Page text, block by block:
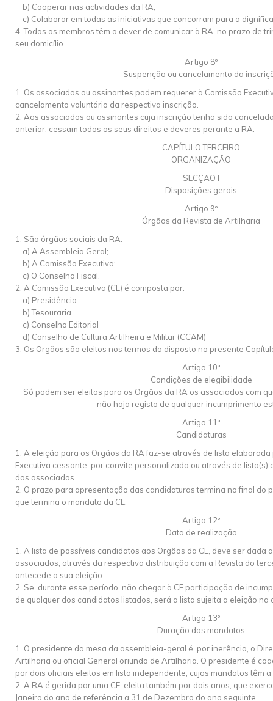
b) Cooperar nas actividades da RA;
c) Colaborar em todas as iniciativas que concorram para a
4. Todos os membros têm o dever de comunicar à RA, no prazo de
seu domicílio.
Artigo 8º
Suspenção ou cancelamento da
1. Os associados ou assinantes podem requerer à Comissão
cancelamento voluntário da respectiva inscrição.
2. Aos associados ou assinantes cuja inscrição tenha sido
anterior, cessam todos os seus direitos e deveres perante a RA.
CAPÍTULO TERCEIRO
ORGANIZAÇÃO
SECÇÃO I
Disposições gerais
Artigo 9º
Órgãos da Revista de Artilharia
1. São órgãos sociais da RA:
a) A Assembleia Geral;
b) A Comissão Executiva;
c) O Conselho Fiscal.
2. A Comissão Executiva (CE) é composta por:
a) Presidência
b) Tesouraria
c) Conselho Editorial
d) Conselho de Cultura Artilheira e Militar (CCAM)
3. Os Orgãos são eleitos nos termos do disposto no presente
Artigo 10º
Condições de elegibilidade
Só podem ser eleitos para os Orgãos da RA os associados com
não haja registo de qualquer incumprimento
Artigo 11º
Candidaturas
1. A eleição para os Orgãos da RA faz-se através de lista
Executiva cessante, por convite personalizado ou através de
dos associados.
2. O prazo para apresentação das candidaturas termina no final do
que termina o mandato da CE.
Artigo 12º
Data de realização
1. A lista de possíveis candidatos aos Orgãos da CE, deve ser dada
associados, através da respectiva distribuição com a Revista do
antecede a sua eleição.
2. Se, durante esse período, não chegar à CE participação de
de qualquer dos candidatos listados, será a lista sujeita a eleição
Artigo 13º
Duração dos mandatos
1. O presidente da mesa da assembleia-geral é, por inerência, o
Artilharia ou oficial General oriundo de Artilharia. O presidente é
por dois oficiais eleitos em lista independente, cujos mandatos têm
2. A RA é gerida por uma CE, eleita também por dois anos, que
Janeiro do ano de referência a 31 de Dezembro do ano seguinte.